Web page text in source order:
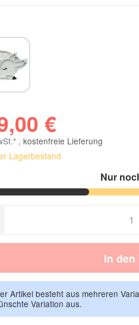
€
, kostenfreie Lieferung
Lagerbestand
Nur
In den
Artikel besteht aus mehreren
Variation aus.